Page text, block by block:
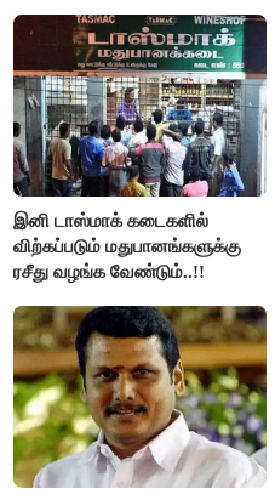
இனி டாஸ்மாக் கடைகளில்
விற்கப்படும் மதுபானங்களுக்கு
ரசீது வழங்க வேண்டும்..!!